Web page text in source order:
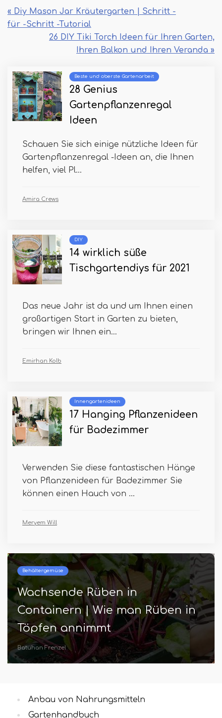
« Diy Mason Jar Kräutergarten | Schritt -
für -Schritt -Tutorial
26 DIY Tiki Torch Ideen für Ihren Garten,
Ihren Balkon und Ihren Veranda »
Beste und oberste Gartenarbeit
28 Genius
Gartenpflanzenregal
Ideen
Schauen Sie sich einige nützliche Ideen für
Gartenpflanzenregal -Ideen an, die Ihnen
helfen, viel Pl...
Amira Crews
DIY
14 wirklich süße
Tischgartendiys für 2021
Das neue Jahr ist da und um Ihnen einen
großartigen Start in Garten zu bieten,
bringen wir Ihnen ein...
Emirhan Kolb
Innengartenideen
17 Hanging Pflanzenideen
für Badezimmer
Verwenden Sie diese fantastischen Hänge
von Pflanzenideen für Badezimmer Sie
können einen Hauch von ...
Meryem Will
Beste und oberste Gartenarbeit
17 BALKONY HOMESESTEADING
IDEEDEN SELBSEN SICHERHEIT
Hannes Sauer
Anbau von Nahrungsmitteln
Gartenhandbuch